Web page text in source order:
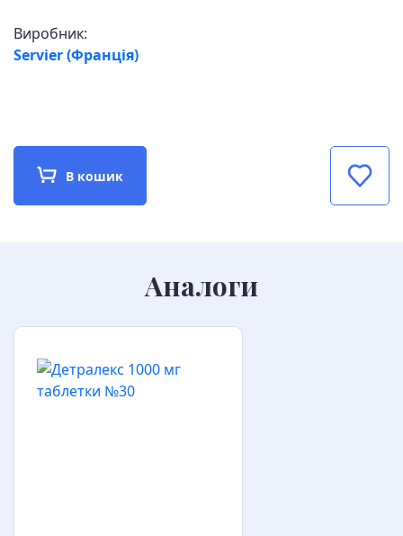
Виробник:
Servier (Франція)
В кошик
Аналоги